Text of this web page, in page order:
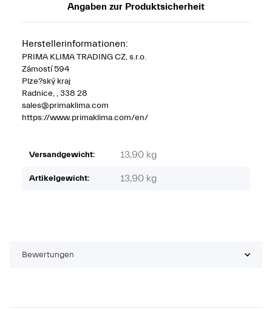
Angaben zur Produktsicherheit
Herstellerinformationen:
PRIMA KLIMA TRADING CZ, s.r.o.
Zámostí 594
Plze?ský kraj
Radnice, , 338 28
sales@primaklima.com
https://www.primaklima.com/en/
Versandgewicht: 13,90 kg
Artikelgewicht: 13,90 kg
Bewertungen